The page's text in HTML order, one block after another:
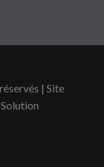
| Site